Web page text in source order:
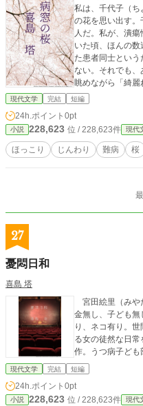
私は、千代子（
の花を思い出す
人だ。私が、潰
いた頃、ほんの
た患者同士とい
ない。それでも
眺めながら「綺
できない。 私は
団』の定期演奏会
んの姿はなかっ
トを始めた。忙し
記憶が薄れていっ
現代文学 完結 短編
24h.ポイント 0pt
小説 228,623 位 / 228,623件 現代
ほっこり じんわり 難病 桜
27
憂悶日和
喜島 塔
宮田絵里（みや
金無し、子ども
り、ネコ有り。
る女の徒然な日
作。うつ病子ども
現代文学 完結 短編
24h.ポイント 0pt
小説 228,623 位 / 228,623件 現代